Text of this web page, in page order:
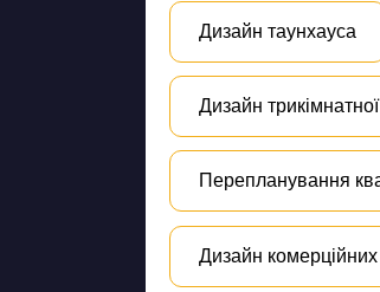
Дизайн таунхауса
Дизайн
Перепланування
Дизайн